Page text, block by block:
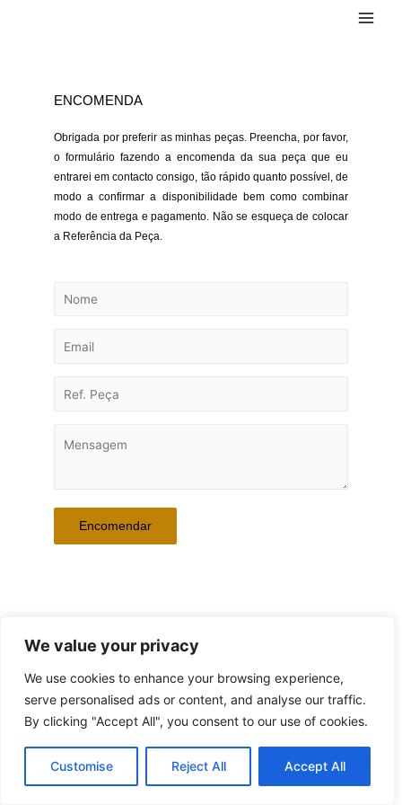
We value your privacy
We use cookies to enhance your browsing experience,
serve personalised ads or content, and analyse our traffic.
By clicking "Accept All", you consent to our use of cookies.
Customise Reject All Accept All
ENCOMENDA
Obrigada por preferir as minhas peças. Preencha, por favor,
o formulário fazendo a encomenda da sua peça que eu
entrarei em contacto consigo, tão rápido quanto possível, de
modo a confirmar a disponibilidade bem como combinar
modo de entrega e pagamento. Não se esqueça de colocar
a Referência da Peça.
© 2026 ANA SANCHES | Powered by Workwell4you